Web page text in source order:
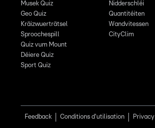
Musek Quiz
Geo Quiz
Kräizwuerträtsel
Sproochespill
Quiz vum Mount
Déiere Quiz
Sport Quiz
Nidderschléi
Quantitéiten
Wandvitessen
CityClim
Feedback Conditions d'utilisation Privacy